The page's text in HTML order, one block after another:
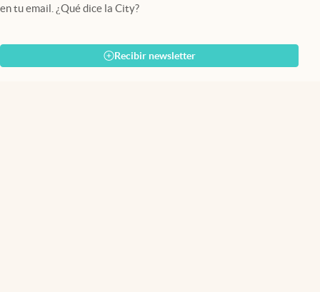
en tu email. ¿Qué dice la City?
Recibir newsletter